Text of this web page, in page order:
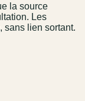
la source
Les
sans lien sortant.